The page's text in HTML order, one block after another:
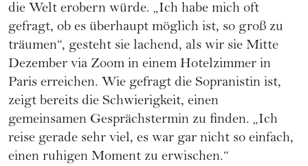
die Welt erobern würde. „Ich habe mich oft
gefragt, ob es überhaupt möglich ist, so groß zu
träumen“, gesteht sie lachend, als wir sie Mitte
Dezember via Zoom in einem Hotelzimmer in
Paris erreichen. Wie gefragt die Sopranistin ist,
zeigt bereits die Schwierigkeit, einen
gemeinsamen Gesprächstermin zu finden. „Ich
reise gerade sehr viel, es war gar nicht so einfach,
einen ruhigen Moment zu erwischen.“